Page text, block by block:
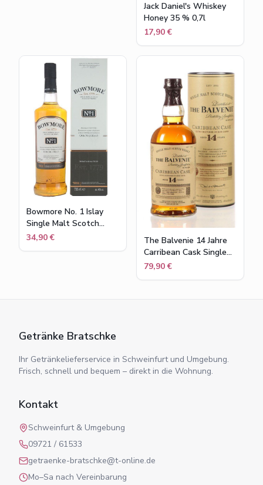
Jack Daniel's Whiskey
Honey 35 % 0,7l
17,90 €
Bowmore No. 1 Islay
Single Malt Scotch
Whisky in
34,90 €
The Balvenie 14 Jahre
Carribean Cask Single
Malt Scotch Whisky
79,90 €
Getränke Bratschke
Ihr Getränkelieferservice in Schweinfurt und Umgebung.
Frisch, schnell und bequem – direkt in die Wohnung.
Kontakt
Schweinfurt & Umgebung
09721 / 61533
getraenke-bratschke@t-online.de
Mo–Sa nach Vereinbarung